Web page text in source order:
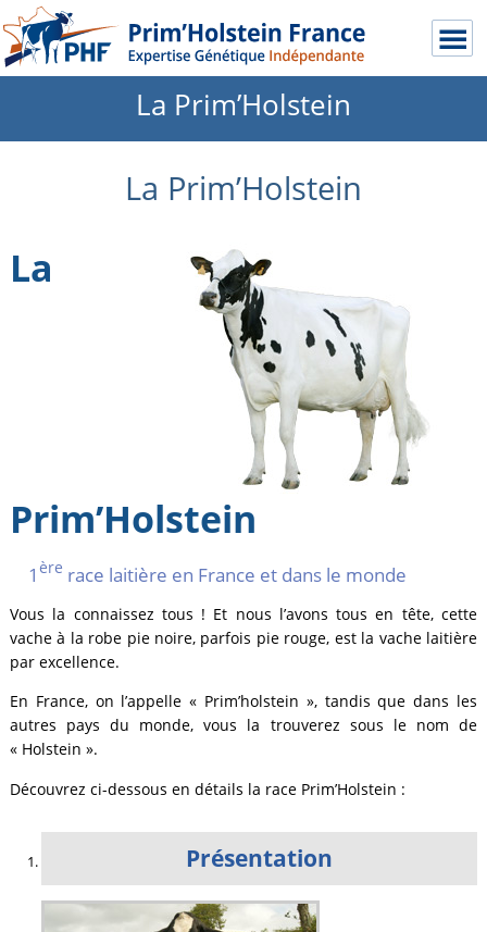
La Prim’Holstein
La Prim’Holstein
La
Prim’Holstein
1 ère race laitière en France et dans le monde
Vous la connaissez tous ! Et nous l’avons tous en tête, cette
vache à la robe pie noire, parfois pie rouge, est la vache laitière
par excellence.
En France, on l’appelle « Prim’holstein », tandis que dans les
autres pays du monde, vous la trouverez sous le nom de
« Holstein ».
Découvrez ci-dessous en détails la race Prim’Holstein :
Présentation